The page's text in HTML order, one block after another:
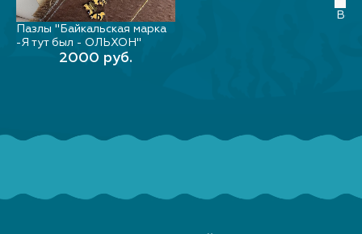
В КОРЗИНУ
Пазлы "Байкальская марка
-Я тут был - ОЛЬХОН"
2000 руб.